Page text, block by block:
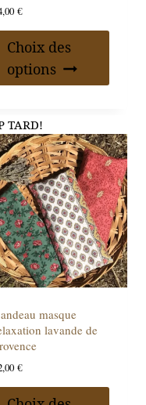
€
Choix des
options
TARD!
masque
lavande de
€